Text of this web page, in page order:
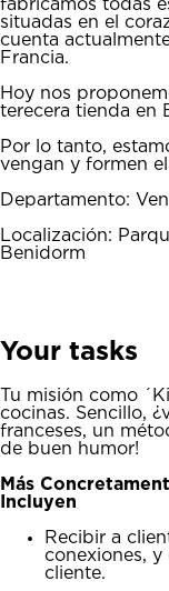
fabricamos todas
situadas en el
cuenta
Francia.
Hoy nos
terecera tienda en
Por lo tanto,
vengan y formen
Departamento:
Localización:
Benidorm
Your tasks
Tu misión como
cocinas. Sencillo,
franceses, un
de buen humor!
Más
Incluyen
Recibir a
conexiones, y
cliente.